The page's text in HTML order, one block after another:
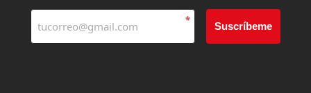
* Suscríbeme